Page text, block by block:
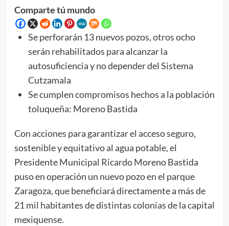
Comparte tú mundo
Se perforarán 13 nuevos pozos, otros ocho
serán rehabilitados para alcanzar la
autosuficiencia y no depender del Sistema
Cutzamala
Se cumplen compromisos hechos a la población
toluqueña: Moreno Bastida
Con acciones para garantizar el acceso seguro,
sostenible y equitativo al agua potable, el
Presidente Municipal Ricardo Moreno Bastida
puso en operación un nuevo pozo en el parque
Zaragoza, que beneficiará directamente a más de
21 mil habitantes de distintas colonias de la capital
mexiquense.